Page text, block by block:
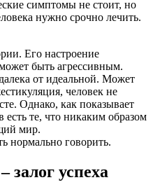
симптомы не стоит, но
нужно срочно лечить.
Его настроение
быть агрессивным.
от идеальной. Может
человек не
Однако, как показывает
есть те, что никаким образом
мир.
нормально говорить.
залог успеха